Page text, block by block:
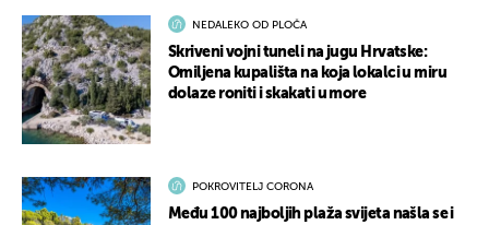
NEDALEKO OD PLOČA
Skriveni vojni tuneli na jugu Hrvatske:
Omiljena kupališta na koja lokalci u miru
dolaze roniti i skakati u more
POKROVITELJ CORONA
Među 100 najboljih plaža svijeta našla se i